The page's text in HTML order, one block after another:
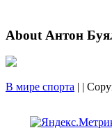
About Антон
В мире спорта | |